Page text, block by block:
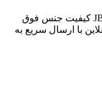
شستی استارت لحظه ای مینیاتوری زرد JBH کیفیت جنس فوق
با ارسال سریع به